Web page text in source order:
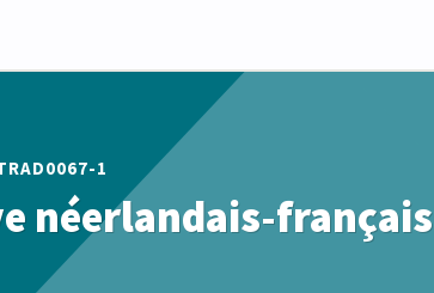
1
néerlandais-français